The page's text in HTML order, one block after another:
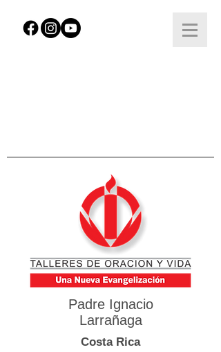
Padre Ignacio
Larrañaga
Costa Rica